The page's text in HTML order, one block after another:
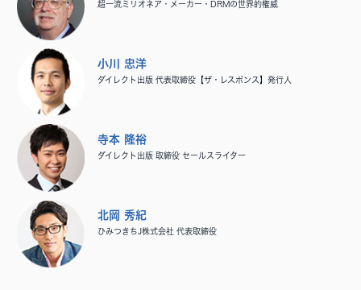
超一流ミリオネア・メーカー・DRMの世界的権威
小川 忠洋
ダイレクト出版 代表取締役【ザ・レスポンス】発行人
寺本 隆裕
ダイレクト出版 取締役 セールスライター
北岡 秀紀
ひみつきちJ株式会社 代表取締役